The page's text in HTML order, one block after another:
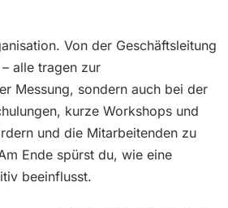
Von der Geschäftsleitung
alle tragen zur
Messung, sondern auch bei der
kurze Workshops und
und die Mitarbeitenden zu
Ende spürst du, wie eine
beeinflusst.